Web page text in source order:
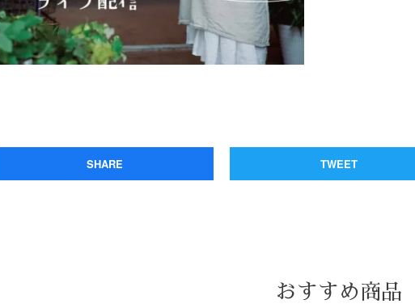
SHARE TWEET
おすすめ商品